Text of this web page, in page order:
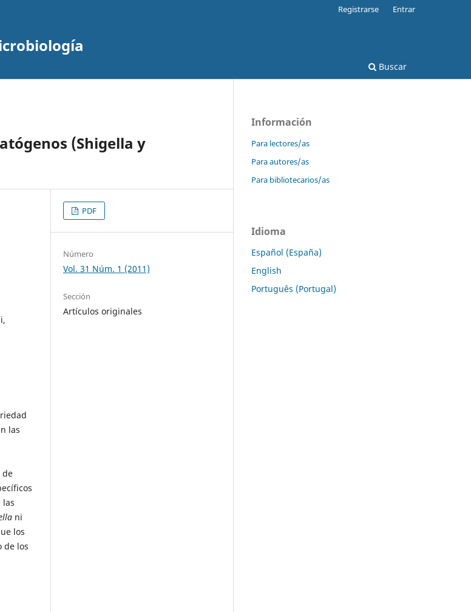
Buscar
Registrarse Entrar
(Shigella y
las
de
las
ni
los
de los
PDF
Número
Vol. 31 Núm. 1 (2011)
Sección
Artículos originales
Información
Para lectores/as
Para autores/as
Para bibliotecarios/as
Idioma
Español (España)
English
Português (Portugal)